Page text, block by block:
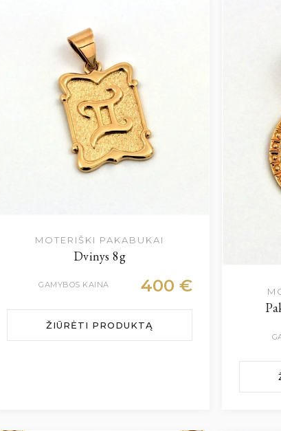
MOTERIŠKI PAKABUKAI
Dvinys 8g
GAMYBOS KAINA 400 €
ŽIŪRĖTI PRODUKTĄ